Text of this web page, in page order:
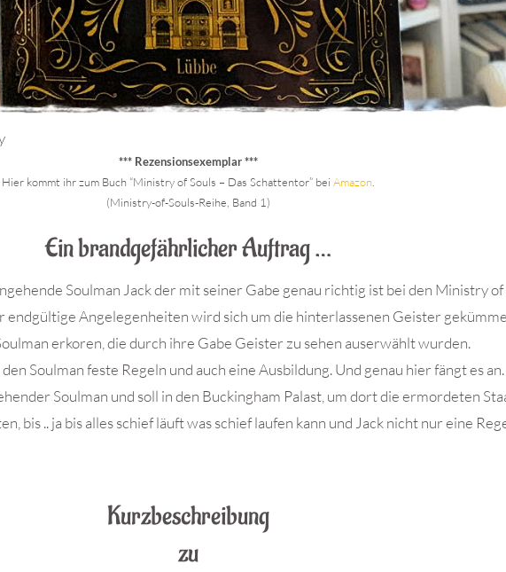
*** Rezensionsexemplar ***
Hier kommt ihr zum Buch “Ministry of Souls – Das Schattentor” beiAmazon
(Ministry-of-Souls-Reihe, Band 1)
Ein brandgefährlicher Auftrag …
Soulman Jack der mit seiner Gabe genau richtig ist bei den Ministry of
Angelegenheiten wird sich um die hinterlassenen Geister
erkoren, die durch ihre Gabe Geister zu sehen auserwählt wurden.
Soulman feste Regeln und auch eine Ausbildung. Und genau hier fängt es an.
Soulman und soll in den Buckingham Palast, um dort die ermordeten
bis .. ja bis alles schief läuft was schief laufen kann und Jack nicht nur eine
Kurzbeschreibung
zu